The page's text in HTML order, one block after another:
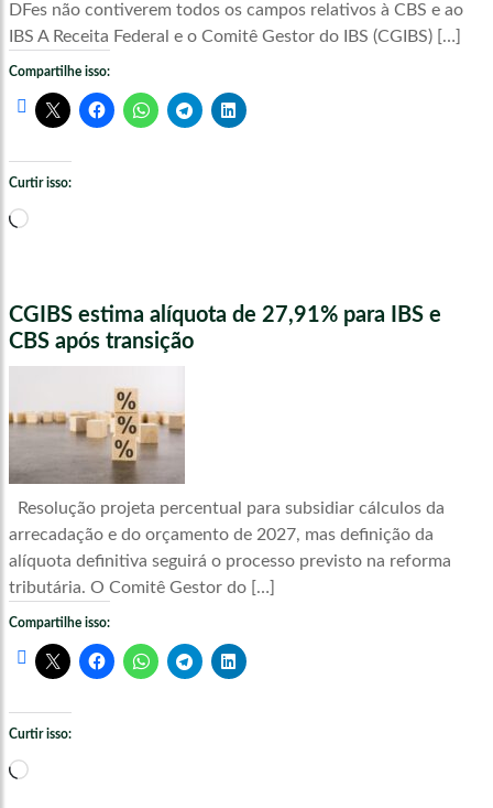
DFes não contiverem todos os campos relativos à CBS e ao
IBS A Receita Federal e o Comitê Gestor do IBS (CGIBS) […]
Compartilhe isso:
Curtir isso:
Carregando...
CGIBS estima alíquota de 27,91% para IBS e
CBS após transição
Resolução projeta percentual para subsidiar cálculos da
arrecadação e do orçamento de 2027, mas definição da
alíquota definitiva seguirá o processo previsto na reforma
tributária. O Comitê Gestor do […]
Compartilhe isso:
Curtir isso:
Carregando...